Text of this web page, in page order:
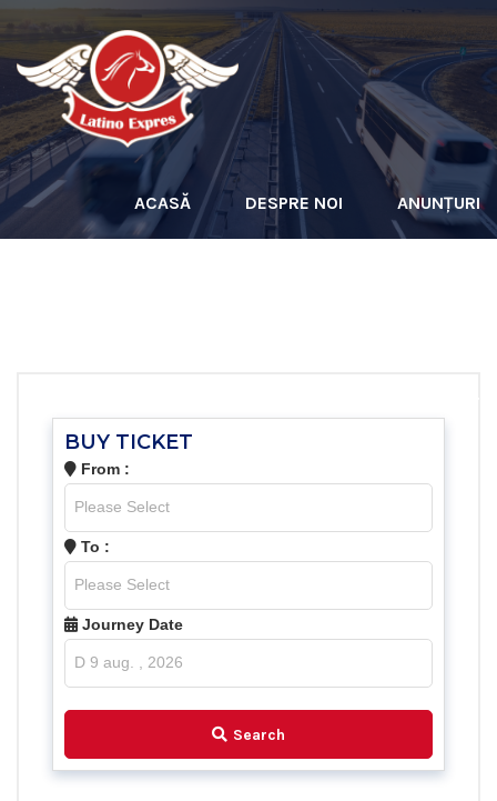
ACASĂ DESPRE NOI ANUNȚURI
BUY TICKET
From :
To :
Journey Date
Search